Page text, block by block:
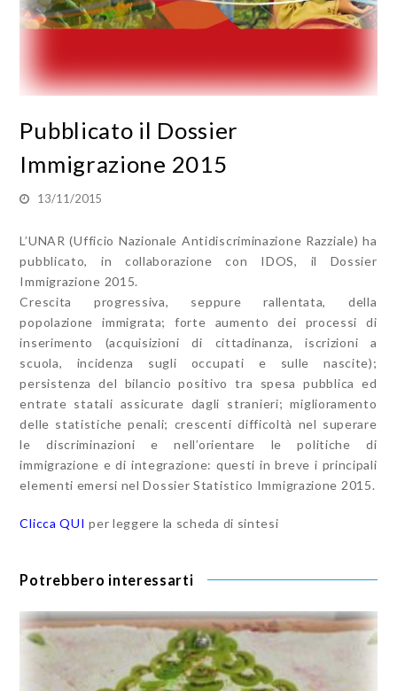
Pubblicato il Dossier
Immigrazione 2015
13/11/2015
L’UNAR (Ufficio Nazionale Antidiscriminazione Razziale) ha
pubblicato, in collaborazione con IDOS, il Dossier
Immigrazione 2015.
Crescita progressiva, seppure rallentata, della
popolazione immigrata; forte aumento dei processi di
inserimento (acquisizioni di cittadinanza, iscrizioni a
scuola, incidenza sugli occupati e sulle nascite);
persistenza del bilancio positivo tra spesa pubblica ed
entrate statali assicurate dagli stranieri; miglioramento
delle statistiche penali; crescenti difficoltà nel superare
le discriminazioni e nell’orientare le politiche di
immigrazione e di integrazione: questi in breve i principali
elementi emersi nel Dossier Statistico Immigrazione 2015.
Clicca QUI per leggere la scheda di sintesi
Potrebbero interessarti